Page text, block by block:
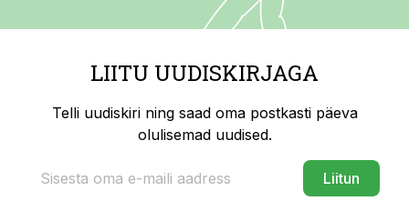
LIITU UUDISKIRJAGA
Telli uudiskiri ning saad oma postkasti päeva
olulisemad uudised.
Liitun